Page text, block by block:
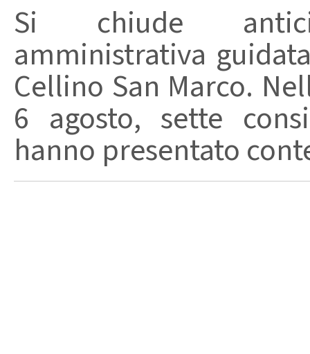
Si chiude
amministrativa
Cellino San Marco.
6 agosto, sette
hanno presentato